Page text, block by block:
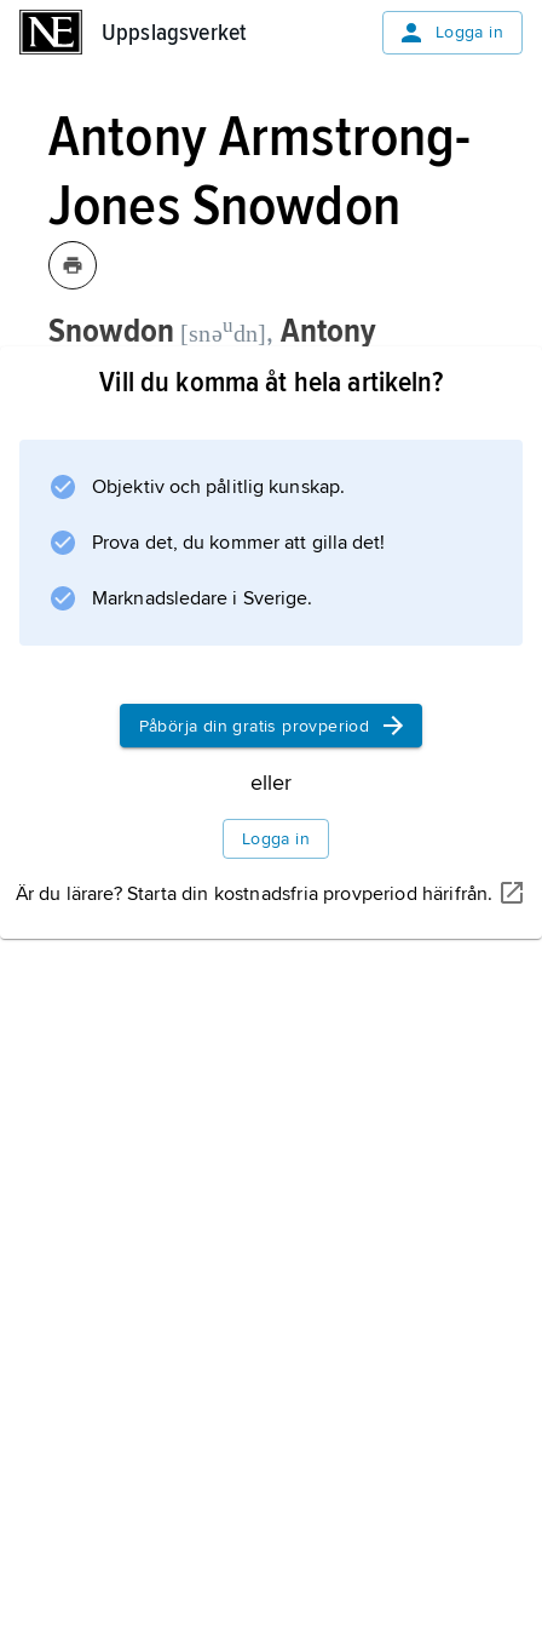
Uppslagsverket Logga in
Antony Armstrong-
Jones Snowdon
Snowdon [snəudn], Antony
Armstrong-Jones, Earl of Snowdon
Information om artikeln
Vill du komma åt hela artikeln?
Objektiv och pålitlig kunskap.
Prova det, du kommer att gilla det!
Marknadsledare i Sverige.
Påbörja din gratis provperiod
eller
Logga in
Är du lärare? Starta din kostnadsfria provperiod härifrån.